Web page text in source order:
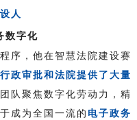
人
数字化
序，他在智慧法院建设赛
政审批和法院提供了大量
队聚焦数字化劳动力，精
成为全国一流的 电子政务